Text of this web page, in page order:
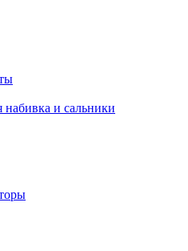
набивка и сальники